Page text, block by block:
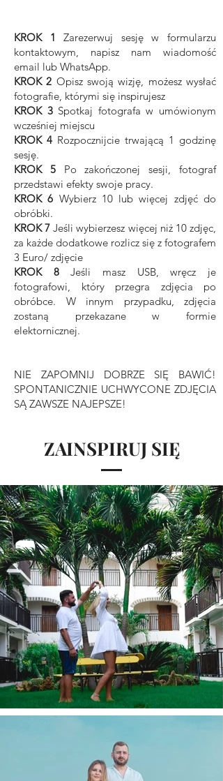
KROK 1 Zarezerwuj sesję w formularzu
kontaktowym, napisz nam wiadomość
email lub WhatsApp.
KROK 2 Opisz swoją wizję, możesz wysłać
fotografie, którymi się inspirujesz
KROK 3 Spotkaj fotografa w umówionym
wcześniej miejscu
KROK 4 Rozpocznijcie trwającą 1 godzinę
sesję.
KROK 5 Po zakończonej sesji, fotograf
przedstawi efekty swoje pracy.
KROK 6 Wybierz 10 lub więcej zdjęć do
obróbki.
KROK 7Jeśli wybierzesz więcej niż 10 zdjęc,
za każde dodatkowe rozlicz się z fotografem
3 Euro/ zdjęcie
KROK 8Jeśli masz USB, wręcz je
fotografowi, który przegra zdjęcia po
obróbce. W innym przypadku, zdjęcia
zostaną przekazane w formie
elektornicznej.
NIE ZAPOMNIJ DOBRZE SIĘ BAWIĆ!
SPONTANICZNIE UCHWYCONE ZDJĘCIA
SĄ ZAWSZE NAJEPSZE!
ZAINSPIRUJ SIĘ